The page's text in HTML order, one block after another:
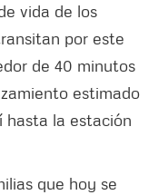
vida de los
por este
de 40 minutos
estimado
hasta la estación
que hoy se